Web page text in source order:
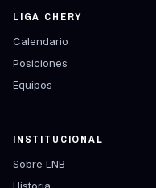
LIGA CHERY
Calendario
Posiciones
Equipos
INSTITUCIONAL
Sobre LNB